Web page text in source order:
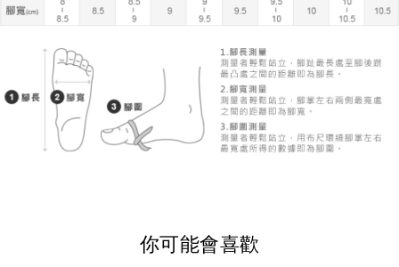
你可能會喜歡